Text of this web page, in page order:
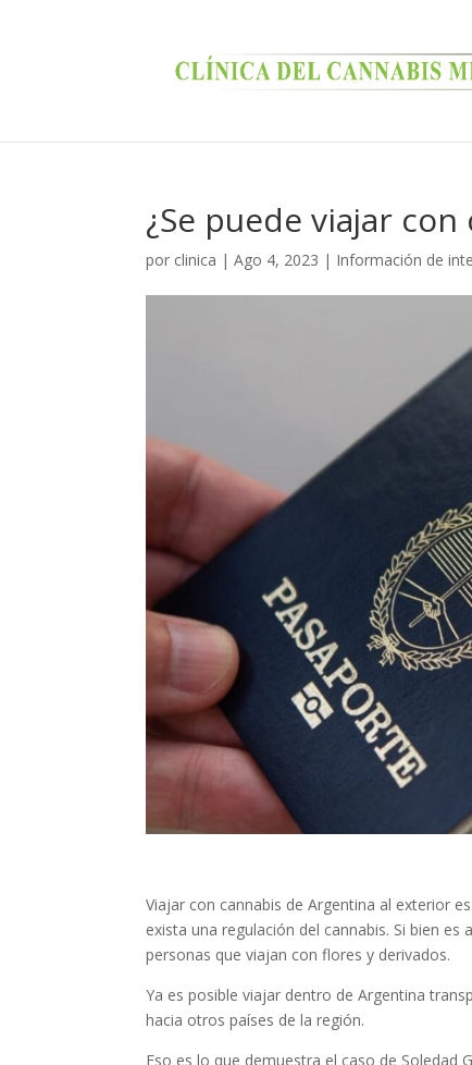
¿Se puede viajar
por clinica |Ago 4, 2023 | Información de
Viajar con cannabis de Argentina al exterior
exista una regulación del cannabis. Si bien
personas que viajan con flores y derivados.
Ya es posible viajar dentro de Argentina
hacia otros países de la región.
Eso es lo que demuestra el caso de Soledad